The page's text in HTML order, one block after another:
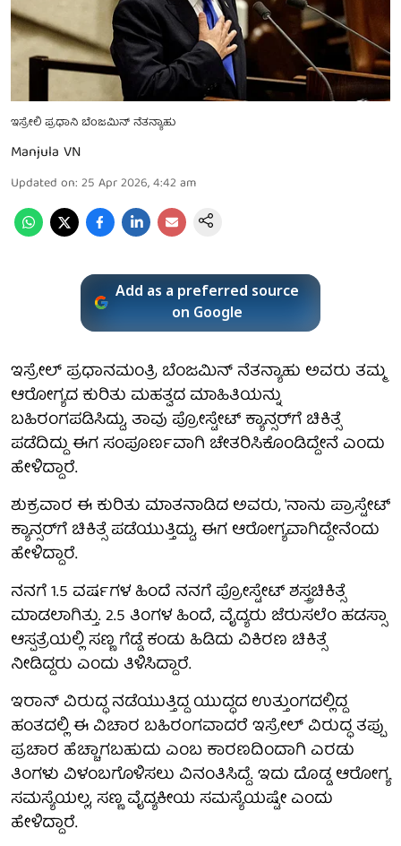
ಇಸ್ರೇಲಿ ಪ್ರಧಾನಿ ಬೆಂಜಮಿನ್ ನೆತನ್ಯಾಹು
Manjula VN
Updated on: 25 Apr 2026, 4:42 am
Add as a preferred source
on Google
ಇಸ್ರೇಲ್ ಪ್ರಧಾನಮಂತ್ರಿ ಬೆಂಜಮಿನ್ ನೆತನ್ಯಾಹು ಅವರು ತಮ್ಮ
ಆರೋಗ್ಯದ ಕುರಿತು ಮಹತ್ವದ ಮಾಹಿತಿಯನ್ನು
ಬಹಿರಂಗಪಡಿಸಿದ್ದು, ತಾವು ಪ್ರೋಸ್ಟೇಟ್ ಕ್ಯಾನ್ಸರ್‌ಗೆ ಚಿಕಿತ್ಸೆ
ಪಡೆದಿದ್ದು ಈಗ ಸಂಪೂರ್ಣವಾಗಿ ಚೇತರಿಸಿಕೊಂಡಿದ್ದೇನೆ ಎಂದು
ಹೇಳಿದ್ದಾರೆ.
ಶುಕ್ರವಾರ ಈ ಕುರಿತು ಮಾತನಾಡಿದ ಅವರು, 'ನಾನು ಪ್ರಾಸ್ಟೇಟ್
ಕ್ಯಾನ್ಸರ್‌ಗೆ ಚಿಕಿತ್ಸೆ ಪಡೆಯುತ್ತಿದ್ದು, ಈಗ ಆರೋಗ್ಯವಾಗಿದ್ದೇನೆಂದು
ಹೇಳಿದ್ದಾರೆ.
ನನಗೆ 1.5 ವರ್ಷಗಳ ಹಿಂದೆ ನನಗೆ ಪ್ರೋಸ್ಟೇಟ್ ಶಸ್ತ್ರಚಿಕಿತ್ಸೆ
ಮಾಡಲಾಗಿತ್ತು. 2.5 ತಿಂಗಳ ಹಿಂದೆ, ವೈದ್ಯರು ಜೆರುಸಲೆಂ ಹಡಸ್ಸಾ
ಆಸ್ಪತ್ರೆಯಲ್ಲಿ ಸಣ್ಣ ಗೆಡ್ಡೆ ಕಂಡು ಹಿಡಿದು ವಿಕಿರಣ ಚಿಕಿತ್ಸೆ
ನೀಡಿದ್ದರು ಎಂದು ತಿಳಿಸಿದ್ದಾರೆ.
ಇರಾನ್ ವಿರುದ್ಧ ನಡೆಯುತ್ತಿದ್ದ ಯುದ್ಧದ ಉತ್ತುಂಗದಲ್ಲಿದ್ದ
ಹಂತದಲ್ಲಿ ಈ ವಿಚಾರ ಬಹಿರಂಗವಾದರೆ ಇಸ್ರೇಲ್ ವಿರುದ್ಧ ತಪ್ಪು
ಪ್ರಚಾರ ಹೆಚ್ಚಾಗಬಹುದು ಎಂಬ ಕಾರಣದಿಂದಾಗಿ ಎರಡು
ತಿಂಗಳು ವಿಳಂಬಗೊಳಿಸಲು ವಿನಂತಿಸಿದ್ದೆ. ಇದು ದೊಡ್ಡ ಆರೋಗ್ಯ
ಸಮಸ್ಯೆಯಲ್ಲ, ಸಣ್ಣ ವೈದ್ಯಕೀಯ ಸಮಸ್ಯೆಯಷ್ಟೇ ಎಂದು
ಹೇಳಿದ್ದಾರೆ.